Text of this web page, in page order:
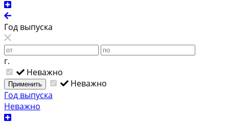
Год выпуска
г.
Неважно
Применить
Неважно
Год выпуска
Неважно